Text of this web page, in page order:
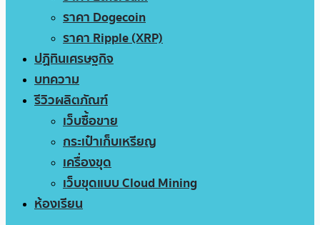
ราคา Dogecoin
ราคา Ripple (XRP)
ปฏิทินเศรษฐกิจ
บทความ
รีวิวผลิตภัณฑ์
เว็บซื้อขาย
กระเป๋าเก็บเหรียญ
เครื่องขุด
เว็บขุดแบบ Cloud Mining
ห้องเรียน